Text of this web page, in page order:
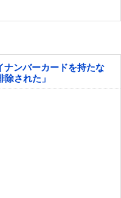
ンバーカードを持たな
された」